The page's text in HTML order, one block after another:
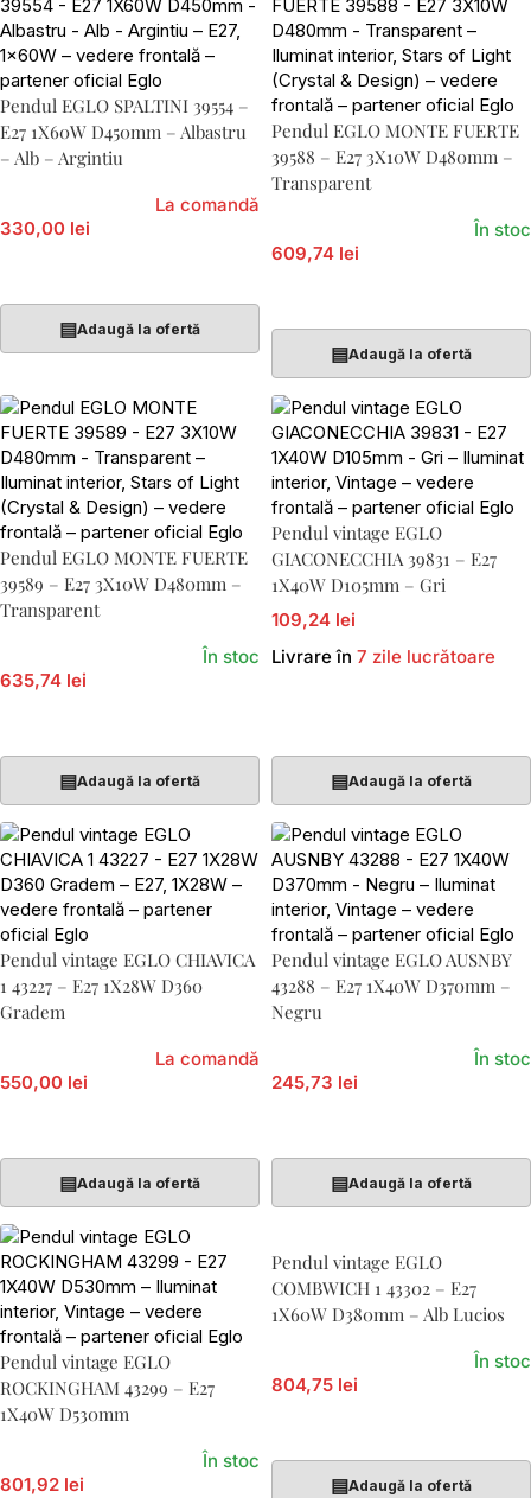
Pendul EGLO SPALTINI 39554 –
E27 1X60W D450mm – Albastru
– Alb – Argintiu
330,00 lei
La comandă
▤Adaugă la ofertă
Pendul EGLO MONTE FUERTE
39588 – E27 3X10W D480mm –
Transparent
609,74 lei
În stoc
▤Adaugă la ofertă
Pendul EGLO MONTE FUERTE
39589 – E27 3X10W D480mm –
Transparent
635,74 lei
În stoc
▤Adaugă la ofertă
Pendul vintage EGLO
GIACONECCHIA 39831 – E27
1X40W D105mm – Gri
109,24 lei
Livrare în 7 zile lucrătoare
▤Adaugă la ofertă
Pendul vintage EGLO CHIAVICA
1 43227 – E27 1X28W D360
Gradem
550,00 lei
La comandă
▤Adaugă la ofertă
Pendul vintage EGLO AUSNBY
43288 – E27 1X40W D370mm –
Negru
245,73 lei
În stoc
▤Adaugă la ofertă
Pendul vintage EGLO
ROCKINGHAM 43299 – E27
1X40W D530mm
801,92 lei
În stoc
Pendul vintage EGLO
COMBWICH 1 43302 – E27
1X60W D380mm – Alb Lucios
804,75 lei
În stoc
▤Adaugă la ofertă